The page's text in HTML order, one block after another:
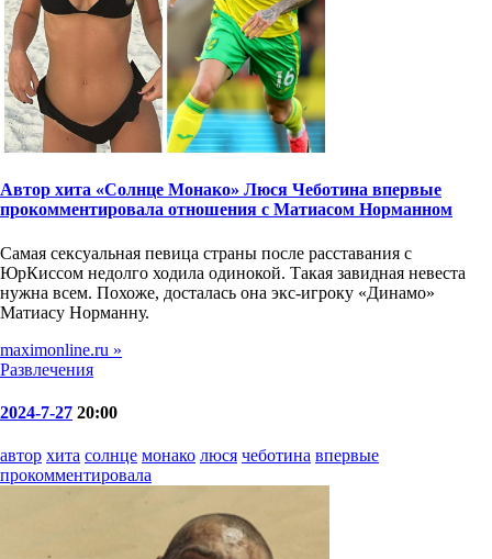
Автор хита «Солнце Монако» Люся Чеботина впервые
прокомментировала отношения с Матиасом Норманном
Самая сексуальная певица страны после расставания с
ЮрКиссом недолго ходила одинокой. Такая завидная невеста
нужна всем. Похоже, досталась она экс-игроку «Динамо»
Матиасу Норманну.
maximonline.ru »
Развлечения
2024-7-27 20:00
автор хита солнце монако люся чеботина впервые
прокомментировала